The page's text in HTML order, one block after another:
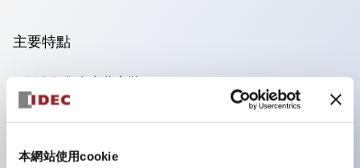
本網站使用cookie
主要特點
可進行集合密著安裝
附鎖選擇開關採用高安全性的彈子鎖結構